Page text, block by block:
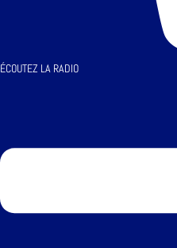
ÉCOUTEZ LA RADIO